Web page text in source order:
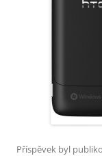
Příspěvek byl